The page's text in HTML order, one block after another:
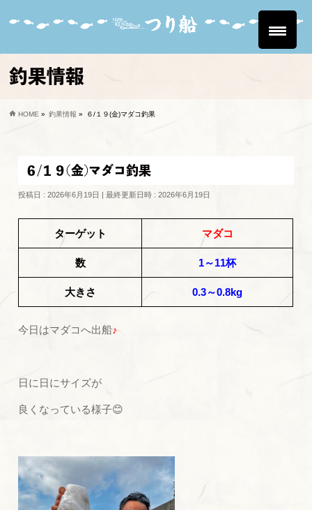
釣果情報
HOME » 釣果情報 » ６/１９(金)マダコ釣果
６/１９(金)マダコ釣果
投稿日 : 2026年6月19日 最終更新日時 : 2026年6月19日
ターゲット マダコ
数 1～11杯
大きさ 0.3～0.8kg
今日はマダコへ出船♪
日に日にサイズが
良くなっている様子😊